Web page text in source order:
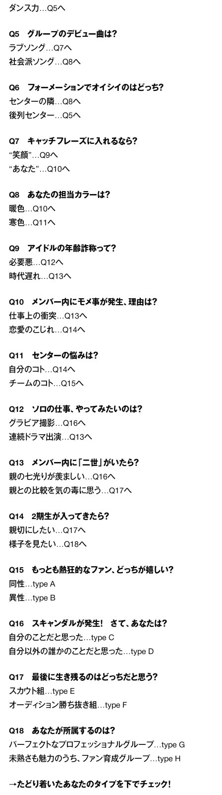
ダンス力…Q5へ
Q5 グループのデビュー曲は？
ラブソング…Q7へ
社会派ソング…Q8へ
Q6 フォーメーションでオイシイのはどっち？
センターの隣…Q8へ
後列センター…Q5へ
Q7 キャッチフレーズに入れるなら？
“笑顔”…Q9へ
“あなた”…Q10へ
Q8 あなたの担当カラーは？
暖色…Q10へ
寒色…Q11へ
Q9 アイドルの年齢詐称って？
必要悪…Q12へ
時代遅れ…Q13へ
Q10 メンバー内にモメ事が発生、理由は？
仕事上の衝突…Q13へ
恋愛のこじれ…Q14へ
Q11 センターの悩みは？
自分のコト…Q14へ
チームのコト…Q15へ
Q12 ソロの仕事、やってみたいのは？
グラビア撮影…Q16へ
連続ドラマ出演…Q13へ
Q13 メンバー内に「二世」がいたら？
親の七光りが羨ましい…Q16へ
親との比較を気の毒に思う…Q17へ
Q14 2期生が入ってきたら？
親切にしたい…Q17へ
様子を見たい…Q18へ
Q15 もっとも熱狂的なファン、どっちが嬉しい？
同性…type A
異性…type B
Q16 スキャンダルが発生！ さて、あなたは？
自分のことだと思った…type C
自分以外の誰かのことだと思った…type D
Q17 最後に生き残るのはどっちだと思う？
スカウト組…type E
オーディション勝ち抜き組…type F
Q18 あなたが所属するのは？
パーフェクトなプロフェッショナルグループ…type G
未熟さも魅力のうち、ファン育成グループ…type H
→たどり着いたあなたのタイプを下でチェック！